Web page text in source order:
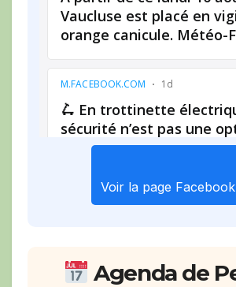
Voir la page
Agenda de